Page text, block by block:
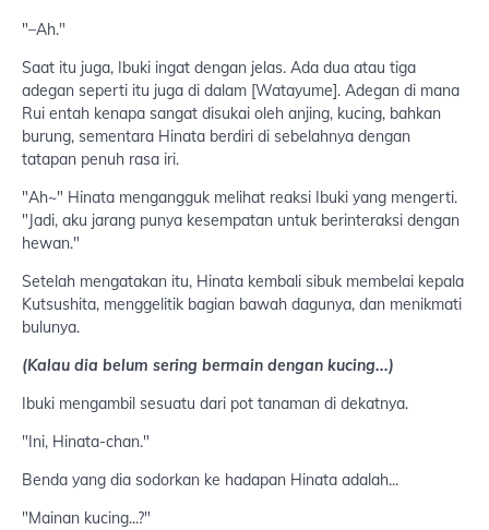
"–Ah."
Saat itu juga, Ibuki ingat dengan jelas. Ada dua atau tiga
adegan seperti itu juga di dalam [Watayume]. Adegan di mana
Rui entah kenapa sangat disukai oleh anjing, kucing, bahkan
burung, sementara Hinata berdiri di sebelahnya dengan
tatapan penuh rasa iri.
"Ah~" Hinata mengangguk melihat reaksi Ibuki yang mengerti.
"Jadi, aku jarang punya kesempatan untuk berinteraksi dengan
hewan."
Setelah mengatakan itu, Hinata kembali sibuk membelai kepala
Kutsushita, menggelitik bagian bawah dagunya, dan menikmati
bulunya.
(Kalau dia belum sering bermain dengan kucing...)
Ibuki mengambil sesuatu dari pot tanaman di dekatnya.
"Ini, Hinata-chan."
Benda yang dia sodorkan ke hadapan Hinata adalah...
"Mainan kucing...?"